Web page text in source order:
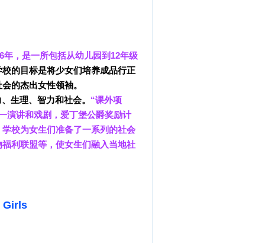
，是一所包括从幼儿园到12年级
校的目标是将少女们培养成品行正
的杰出女性领袖。
生理、智力和社会。 “课外项
演讲和戏剧，爱丁堡公爵奖励计
学校为女生们准备了一系列的社会
利联盟等，使女生们融入当地社
Girls